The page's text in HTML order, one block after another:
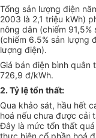
Tổng sản lượng điện
2003 là 2,1 triệu kWh)
nông dân (chiếm
(chiếm 6.5% sản lượng
lượng điện).
Giá bán điện bình quân
726,9 đ/kWh.
2. Tỷ lệ tổn thất:
Qua khảo sát, hầu hết
hoá nếu chưa được cải
Đây là mức tổn thất
thực hiện cổ phần hoá